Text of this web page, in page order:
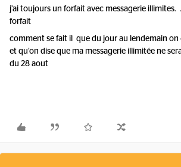
j’ai toujours un forfait avec messagerie illimites.
forfait
comment se fait il que du jour au lendemain
et qu’on dise que ma messagerie illimitée ne
du 28 aout